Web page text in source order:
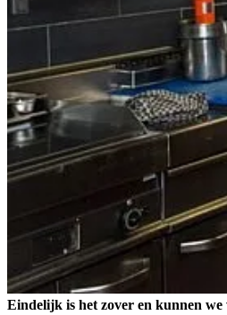
Eindelijk is het zover en kunnen we